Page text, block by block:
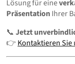
Lösung für eine
PräsentationIhrer
📞 Jetzt
👉 Kontaktieren Sie